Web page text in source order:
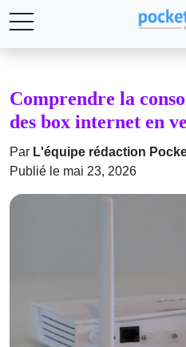
Comprendre la
des box internet en
Par L'équipe rédaction
Publié le mai 23, 2026